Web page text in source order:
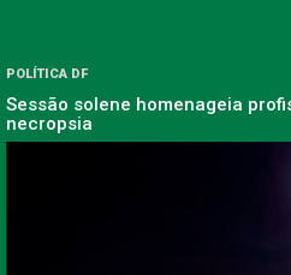
POLÍTICA DF
Sessão solene homenageia
necropsia